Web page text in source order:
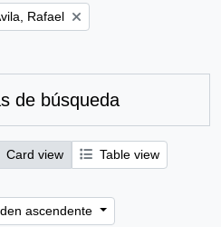
Rafael
de búsqueda
Card view
Table view
ascendente